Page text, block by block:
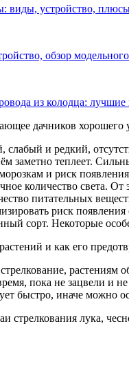
виды, устройство,
обзор
из колодца:
дачников хорошего
и редкий,
заметно теплеет.
и риск
количество света.
питательных
риск появления
сорт. Некоторые
растениям
пока не зацвели и
быстро, иначе можно
стрелкования лука,